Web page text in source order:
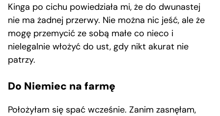
Kinga po cichu powiedziała mi, że do dwunastej
nie ma żadnej przerwy. Nie można nic jeść, ale że
mogę przemycić ze sobą małe co nieco i
nielegalnie włożyć do ust, gdy nikt akurat nie
patrzy.
Do Niemiec na farmę
Położyłam się spać wcześnie. Zanim zasnęłam,